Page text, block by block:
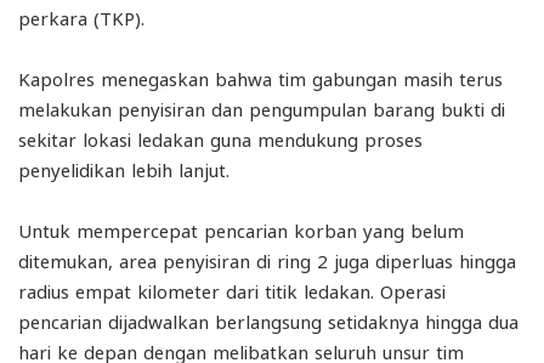
perkara (TKP).
Kapolres menegaskan bahwa tim gabungan masih terus
melakukan penyisiran dan pengumpulan barang bukti di
sekitar lokasi ledakan guna mendukung proses
penyelidikan lebih lanjut.
Untuk mempercepat pencarian korban yang belum
ditemukan, area penyisiran di ring 2 juga diperluas hingga
radius empat kilometer dari titik ledakan. Operasi
pencarian dijadwalkan berlangsung setidaknya hingga dua
hari ke depan dengan melibatkan seluruh unsur tim